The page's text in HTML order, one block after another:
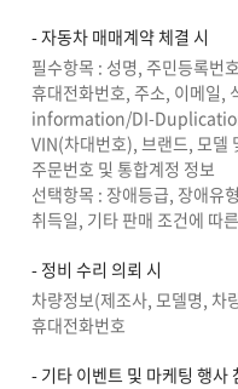
- 자동차 매매계약 체결 시
필수항목 : 성명, 주민등록번
휴대전화번호, 주소, 이메일
information/DI-
VIN(차대번호), 브랜드, 모델
주문번호 및 통합계정 정보
선택항목 : 장애등급, 장애유
취득일, 기타 판매 조건에 따
- 정비 수리 의뢰 시
차량정보(제조사, 모델명, 차
휴대전화번호
- 기타 이벤트 및 마케팅 행사